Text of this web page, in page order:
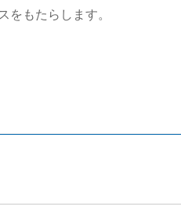
もたらします。